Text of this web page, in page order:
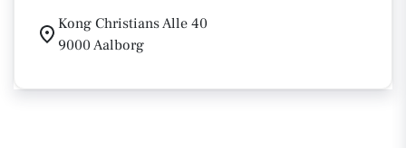
Kong Christians Alle 40
9000 Aalborg